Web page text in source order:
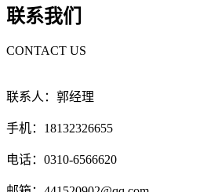
联系我们
CONTACT US
联系人：郭经理
手机：18132326655
电话：0310-6566620